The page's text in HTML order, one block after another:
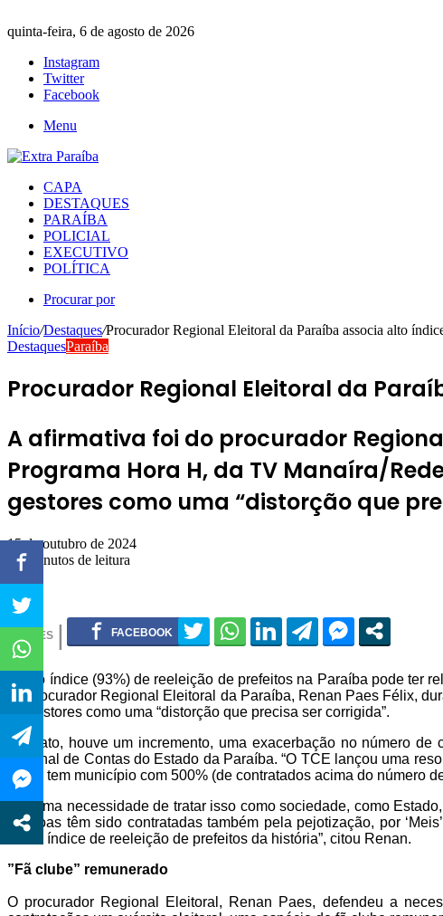
quinta-feira, 6 de agosto de 2026
Instagram
Twitter
Facebook
Menu
CAPA
DESTAQUES
PARAÍBA
POLICIAL
EXECUTIVO
POLÍTICA
Procurar por
Início/Destaques/Procurador Regional Eleitoral da Paraíba associa alto
DestaquesParaíba
Procurador Regional Eleitoral da
A afirmativa foi do procurador
Programa Hora H, da TV Manaíra/
gestores como uma “distorção que
15 de outubro de 2024
2 minutos de leitura
O alto índice (93%) de reeleição de prefeitos na Paraíba pode ter
do procurador Regional Eleitoral da Paraíba, Renan Paes Félix,
de gestores como uma “distorção que precisa ser corrigida”.
“De fato, houve um incremento, uma exacerbação no número
Tribunal de Contas do Estado da Paraíba. “O TCE lançou uma
gente tem município com 500% (de contratados acima do número
“Há uma necessidade de tratar isso como sociedade, como
pessoas têm sido contratadas também pela pejotização, por
maior índice de reeleição de prefeitos da história”, citou Renan.
”Fã clube” remunerado
O procurador Regional Eleitoral, Renan Paes, defendeu a